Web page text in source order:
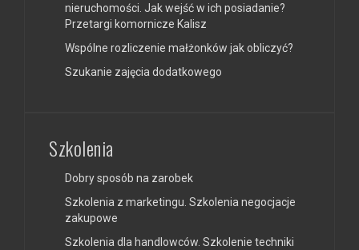
nieruchomości. Jak wejść w ich posiadanie?
Przetargi komornicze Kalisz
Wspólne rozliczenie małżonków jak obliczyć?
Szukanie zajęcia dodatkowego
Szkolenia
Dobry sposób na zarobek
Szkolenia z marketingu. Szkolenia negocjacje
zakupowe
Szkolenia dla handlowców. Szkolenie techniki